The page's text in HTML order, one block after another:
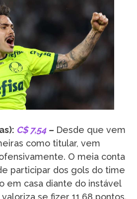
C$ 7,54–Desde que vem
como titular, vem
O meia conta
participar dos gols do time
em casa diante do instável
se fizer 11,68 pontos.